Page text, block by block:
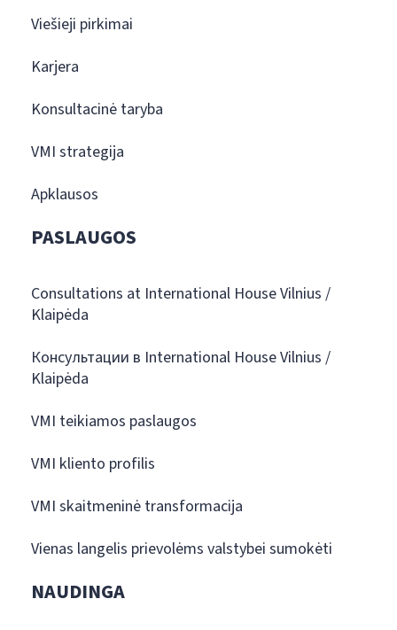
Viešieji pirkimai
Karjera
Konsultacinė taryba
VMI strategija
Apklausos
PASLAUGOS
Consultations at International House Vilnius /
Klaipėda
Консультации в International House Vilnius /
Klaipėda
VMI teikiamos paslaugos
VMI kliento profilis
VMI skaitmeninė transformacija
Vienas langelis prievolėms valstybei sumokėti
NAUDINGA